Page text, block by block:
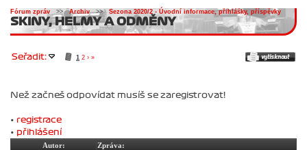
Fórum zpráv >>Archiv>> Sezona 2020/2 - Úvodní informace, přihlášky, příspěvky
SKINY, HELMY A ODMĚNY
Seřadit: 1 2 › »
Než začneš odpovídat musíš se zaregistrovat!
• registrace
• přihlášení
Autor:
Zpráva: